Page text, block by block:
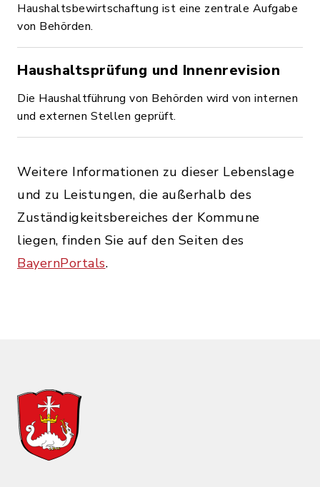
Haushaltsbewirtschaftung ist eine zentrale Aufgabe
von Behörden.
Haushaltsprüfung und Innenrevision
Die Haushaltführung von Behörden wird von internen
und externen Stellen geprüft.
Weitere Informationen zu dieser Lebenslage
und zu Leistungen, die außerhalb des
Zuständigkeitsbereiches der Kommune
liegen, finden Sie auf den Seiten des
BayernPortals.